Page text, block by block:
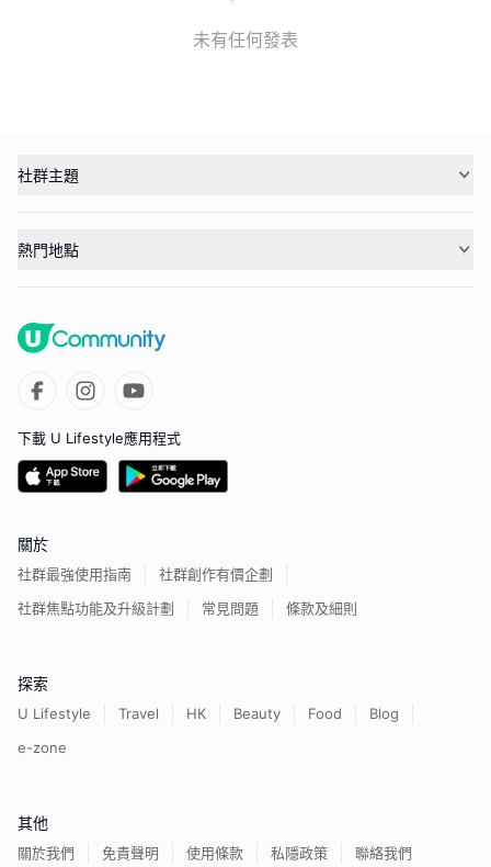
未有任何發表
社群主題
熱門地點
下載 U Lifestyle應用程式
關於
社群最強使用指南
社群創作有價企劃
社群焦點功能及升級計劃
常見問題 條款及細則
探索
U Lifestyle Travel HK Beauty Food
Blog
e-zone
其他
關於我們 免責聲明 使用條款 私隱政策 聯絡我們